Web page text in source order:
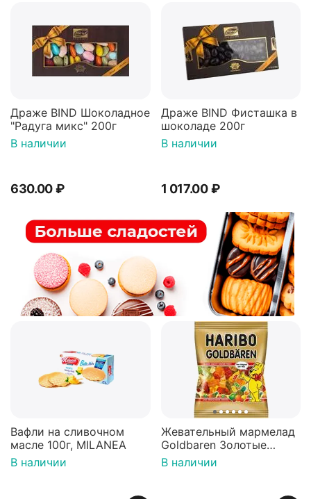
Драже BIND Шоколадное
"Радуга микс" 200г
В наличии
630.00₽
Драже BIND Фисташка в
шоколаде 200г
В наличии
1 017.00 ₽
Вафли на сливочном
масле 100г, MILANEA
В наличии
Жевательный мармелад
Goldbaren Золотые
мишки 100г, Германия
В наличии